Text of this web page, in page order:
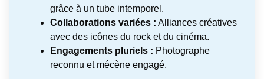
grâce à un tube intemporel.
Collaborations variées : Alliances créatives
avec des icônes du rock et du cinéma.
Engagements pluriels : Photographe
reconnu et mécène engagé.